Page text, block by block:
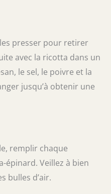
presser pour retirer
avec la ricotta dans un
le sel, le poivre et la
jusqu’à obtenir une
remplir chaque
épinard. Veillez à bien
bulles d’air.